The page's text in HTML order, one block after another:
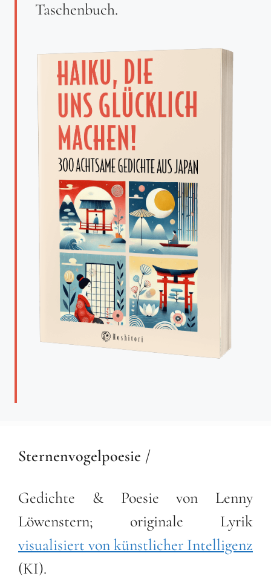
Taschenbuch.
Sternenvogelpoesie /
Gedichte & Poesie von Lenny
Löwenstern; originale Lyrik
visualisiert von künstlicher Intelligenz
(KI).